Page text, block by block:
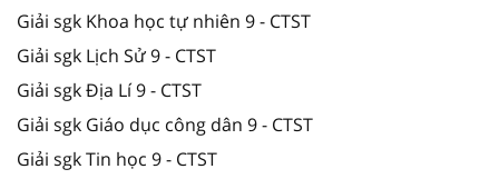
Giải sgk Khoa học tự nhiên 9 - CTST
Giải sgk Lịch Sử 9 - CTST
Giải sgk Địa Lí 9 - CTST
Giải sgk Giáo dục công dân 9 - CTST
Giải sgk Tin học 9 - CTST